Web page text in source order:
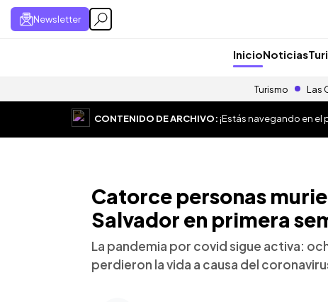
Newsletter
InicioNoticias
Turismo Las
CONTENIDO DE ARCHIVO:¡Estás navegando en el
Catorce personas
Salvador en primera
La pandemia por covid sigue activa:
perdieron la vida a causa del